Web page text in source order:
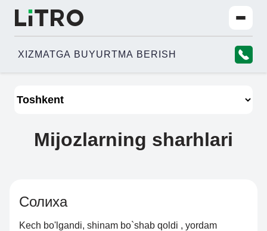
XIZMATGA BUYURTMA BERISH
Mijozlarning sharhlari
Солиха
Kech bo'lgandi, shinam bo`shab qoldi , yordam